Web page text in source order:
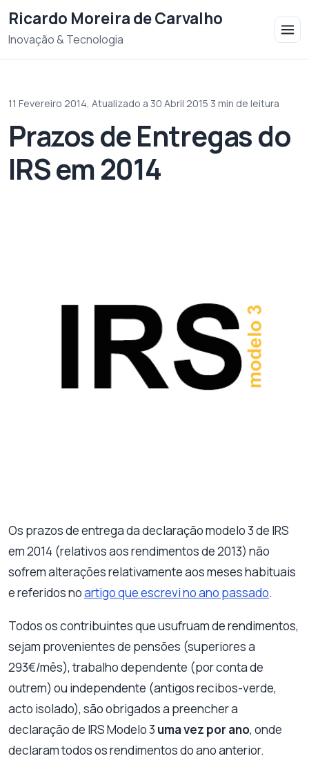
Ricardo Moreira de Carvalho
Inovação & Tecnologia
11 Fevereiro 2014, Atualizado a 30 Abril 2015 3 min de leitura
Prazos de Entregas do
IRS em 2014
Os prazos de entrega da declaração modelo 3 de IRS
em 2014 (relativos aos rendimentos de 2013) não
sofrem alterações relativamente aos meses habituais
e referidos noartigo que escrevi no ano passado.
Todos os contribuintes que usufruam de rendimentos,
sejam provenientes de pensões (superiores a
293€/mês), trabalho dependente (por conta de
outrem) ou independente (antigos recibos-verde,
acto isolado), são obrigados a preencher a
declaração de IRS Modelo 3 uma vez por ano, onde
declaram todos os rendimentos do ano anterior.